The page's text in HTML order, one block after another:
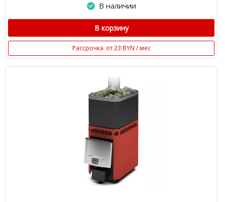
В наличии
В корзину
Рассрочка от 23 BYN / мес